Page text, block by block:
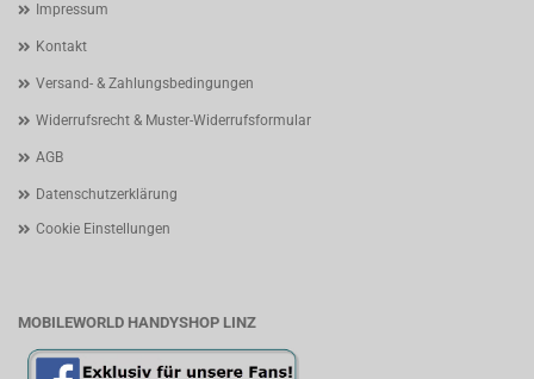
Impressum
Kontakt
Versand- & Zahlungsbedingungen
Widerrufsrecht & Muster-Widerrufsformular
AGB
Datenschutzerklärung
Cookie Einstellungen
MOBILEWORLD HANDYSHOP LINZ